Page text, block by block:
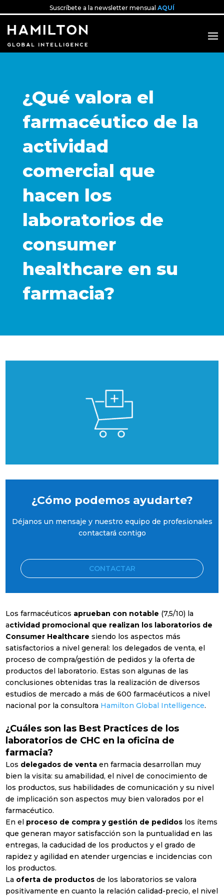
Suscríbete a la newsletter mensual AQUÍ
¿Qué valora el
farmacéutico de la
actividad
comercial que
hacen los
laboratorios de
consumer
healthcare en su
farmacia?
¿Cómo podemos ayudarte?
Déjanos un mensaje y nuestro equipo de profesionales
contactará contigo
CONTACTAR
Los farmacéuticos aprueban con notable (7,5/10) la
actividad promocional que realizan los laboratorios de
Consumer Healthcare siendo los aspectos más
satisfactorios a nivel general: los delegados de venta, el
proceso de compra/gestión de pedidos y la oferta de
productos del laboratorio. Estas son algunas de las
conclusiones obtenidas tras la realización de diversos
estudios de mercado a más de 600 farmacéuticos a nivel
nacional por la consultora Hamilton Global Intelligence.
¿Cuáles son las Best Practices de los
laboratorios de CHC en la oficina de
farmacia?
Los delegados de venta en farmacia desarrollan muy
bien la visita: su amabilidad, el nivel de conocimiento de
los productos, sus habilidades de comunicación y su nivel
de implicación son aspectos muy bien valorados por el
farmacéutico.
En el proceso de compra y gestión de pedidos los ítems
que generan mayor satisfacción son la puntualidad en las
entregas, la caducidad de los productos y el grado de
rapidez y agilidad en atender urgencias e incidencias con
los productos.
La oferta de productos de los laboratorios se valora
positivamente en cuanto la relación calidad-precio, el nivel
Suscríbete a nuestra
Newsletter mensual
Con el
noticias más relevantes del sector